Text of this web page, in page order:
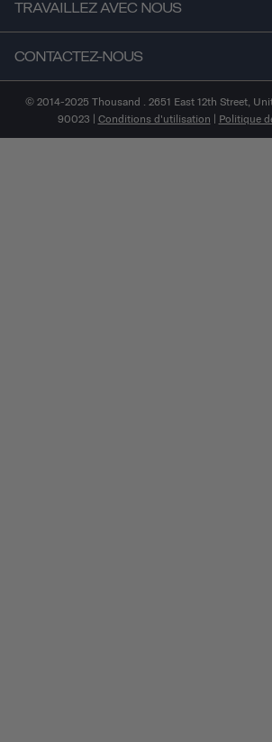
TRAVAILLEZ AVEC NOUS
CONTACTEZ-NOUS
© 2014-2025 Thousand . 2651 East 12th Street,
90023 | Conditions d'utilisation | Politique